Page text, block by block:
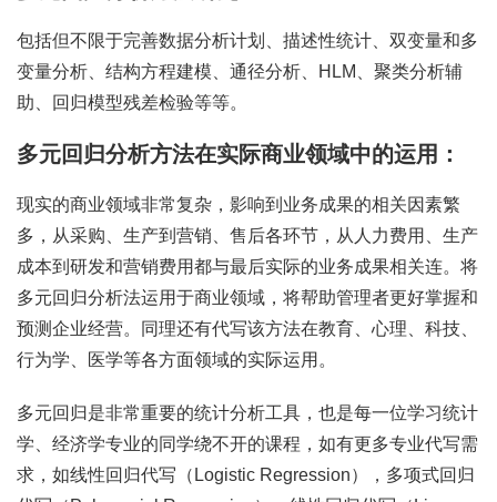
包括但不限于完善数据分析计划、描述性统计、双变量和多
变量分析、结构方程建模、通径分析、HLM、聚类分析辅
助、回归模型残差检验等等。
多元回归分析方法在实际商业领域中的运用：
现实的商业领域非常复杂，影响到业务成果的相关因素繁
多，从采购、生产到营销、售后各环节，从人力费用、生产
成本到研发和营销费用都与最后实际的业务成果相关连。将
多元回归分析法运用于商业领域，将帮助管理者更好掌握和
预测企业经营。同理还有代写该方法在教育、心理、科技、
行为学、医学等各方面领域的实际运用。
多元回归是非常重要的统计分析工具，也是每一位学习统计
学、经济学专业的同学绕不开的课程，如有更多专业代写需
求，如线性回归代写（Logistic Regression），多项式回归